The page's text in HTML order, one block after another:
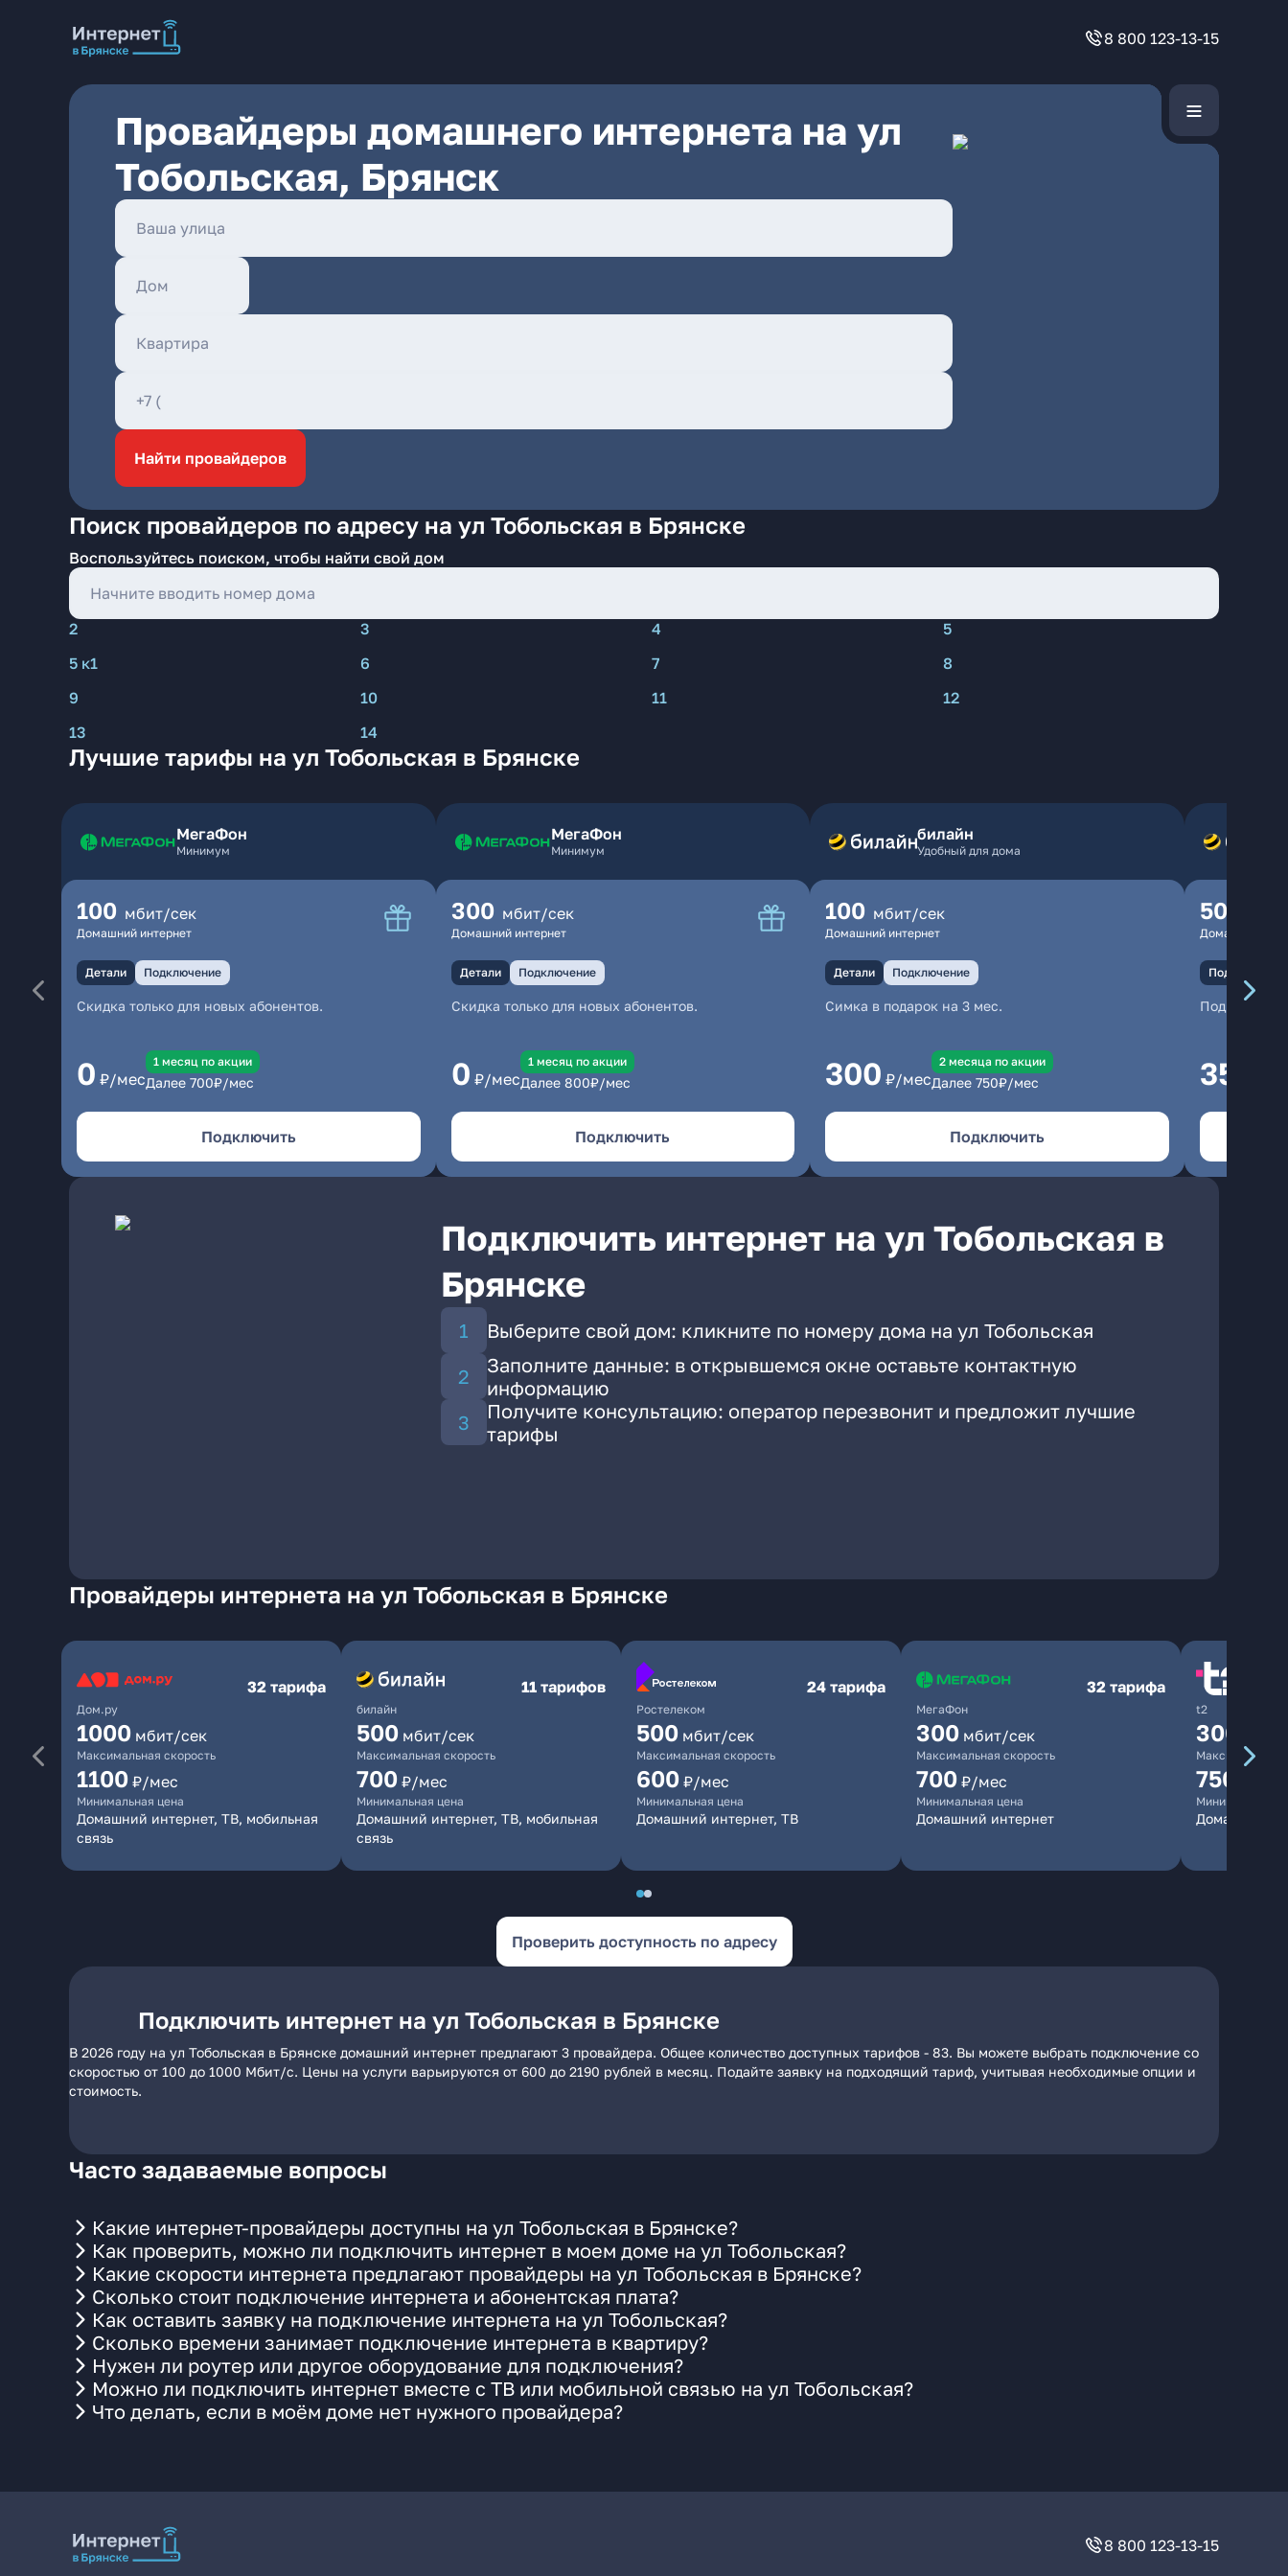
8 800 123-13-15
Провайдеры домашнего интернета на ул
Тобольская, Брянск
Найти провайдеров
Поиск провайдеров по адресу на ул Тобольская в Брянске
Воспользуйтесь поиском, чтобы найти свой дом
2 3 4
5
5 к1
6 7
8
9
10 11
12
13
14
Лучшие тарифы на ул Тобольская в Брянске
МегаФон
Минимум
100 мбит/сек
Домашний интернет
Детали Подключение
Скидка только для новых абонентов.
0 ₽/мес
1 месяц по акции
Далее 700₽/мес
Подключить
МегаФон
Минимум
300 мбит/сек
Домашний интернет
Детали Подключение
Скидка только для новых абонентов.
0 ₽/мес
1 месяц по акции
Далее 800₽/мес
Подключить
билайн
Удобный для дома
100 мбит/сек
Домашний интернет
Детали Подключение
Симка в подарок на 3 мес.
300 ₽/мес
2 месяцa по акции
Далее 750₽/мес
Подключить
500
Домашний
Подключение
350
Подключить интернет на ул Тобольская в
Брянске
Выберите свой дом: кликните по номеру дома на ул Тобольская
Заполните данные: в открывшемся окне оставьте контактную
информацию
Получите консультацию: оператор перезвонит и предложит лучшие
тарифы
Провайдеры интернета на ул Тобольская в Брянске
Дом.ру
32 тарифа
1000 мбит/сек
Максимальная скорость
1100 ₽/мес
Минимальная цена
Домашний интернет, ТВ, мобильная
связь
билайн
11 тарифов
500 мбит/сек
Максимальная скорость
700 ₽/мес
Минимальная цена
Домашний интернет, ТВ, мобильная
связь
Ростелеком
24 тарифа
500 мбит/сек
Максимальная скорость
600 ₽/мес
Минимальная цена
Домашний интернет, ТВ
МегаФон
32 тарифа
300 мбит/сек
Максимальная скорость
700 ₽/мес
Минимальная цена
Домашний интернет
t2
300
Максимальная
750
Минимальная
Домашний
Проверить доступность по адресу
Подключить интернет на ул Тобольская в Брянске
В 2026 году на ул Тобольская в Брянске домашний интернет предлагают 3 провайдера. Общее количество доступных тарифов - 83. Вы можете выбрать подключение со
скоростью от 100 до 1000 Мбит/с. Цены на услуги варьируются от 600 до 2190 рублей в месяц. Подайте заявку на подходящий тариф, учитывая необходимые опции и
стоимость.
Часто задаваемые вопросы
Какие интернет-провайдеры доступны на ул Тобольская в Брянске?
Как проверить, можно ли подключить интернет в моем доме на ул Тобольская?
Какие скорости интернета предлагают провайдеры на ул Тобольская в Брянске?
Сколько стоит подключение интернета и абонентская плата?
Как оставить заявку на подключение интернета на ул Тобольская?
Сколько времени занимает подключение интернета в квартиру?
Нужен ли роутер или другое оборудование для подключения?
Можно ли подключить интернет вместе с ТВ или мобильной связью на ул Тобольская?
Что делать, если в моём доме нет нужного провайдера?
8 800 123-13-15